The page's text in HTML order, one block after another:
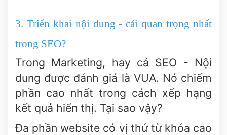
3. Triển khai nội dung - cái quan trọng nhất
trong SEO?
Trong Marketing, hay cả SEO - Nội
dung được đánh giá là VUA. Nó chiếm
phần cao nhất trong cách xếp hạng
kết quả hiển thị. Tại sao vậy?
Đa phần website có vị thứ từ khóa cao